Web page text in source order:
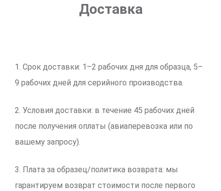
Доставка
1. Срок доставки: 1–2 рабочих дня для образца, 5–
9 рабочих дней для серийного производства.
2. Условия доставки: в течение 45 рабочих дней
после получения оплаты (авиаперевозка или по
вашему запросу).
3. Плата за образец/политика возврата: мы
гарантируем возврат стоимости после первого